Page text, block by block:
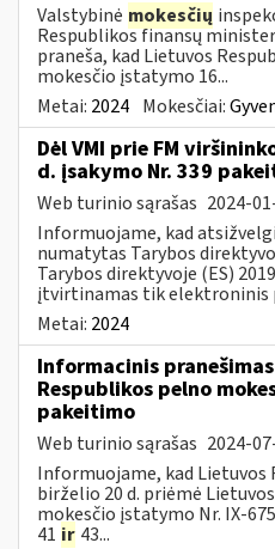
Valstybinė mokesčių
Respublikos finansų
praneša, kad Lietuvos
mokesčio įstatymo 16...
Metai: 2024 Mokesčiai:
Dėl VMI prie FM
d. įsakymo Nr. 339
Web turinio sąrašas 2024-
Informuojame, kad
numatytas Tarybos
Tarybos direktyvoje (ES)
įtvirtinamas tik elektroninis
Metai: 2024
Informacinis
Respublikos pelno
pakeitimo
Web turinio sąrašas 2024-
Informuojame, kad Lietuvos
birželio 20 d. priėmė
mokesčio įstatymo Nr. IX-675
41 ir 43...